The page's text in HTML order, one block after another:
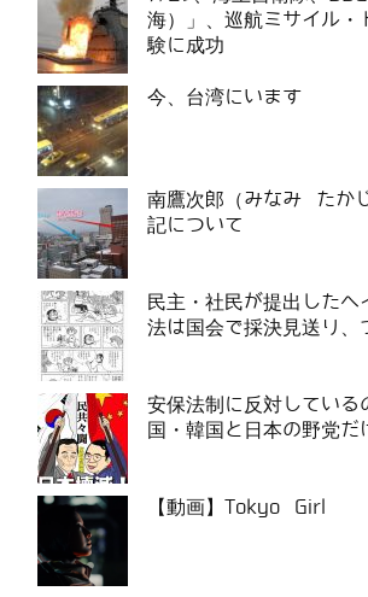
海）」、巡航ミサイル・
験に成功
今、台湾にいます
南鷹次郎（みなみ たか
記について
民主・社民が提出したヘ
法は国会で採決見送り、
安保法制に反対している
国・韓国と日本の野党だ
【動画】Tokyo Girl